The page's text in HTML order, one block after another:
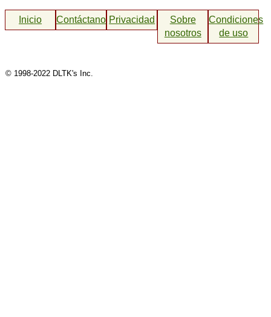
Inicio ContáctanosPrivacidad
Sobre
nosotros
Condiciones
de uso
© 1998-2022 DLTK's Inc.